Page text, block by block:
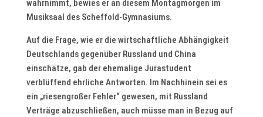
wahrnimmt, bewies er an diesem Montagmorgen im
Musiksaal des Scheffold-Gymnasiums.
Auf die Frage, wie er die wirtschaftliche Abhängigkeit
Deutschlands gegenüber Russland und China
einschätze, gab der ehemalige Jurastudent
verblüffend ehrliche Antworten. Im Nachhinein sei es
ein „riesengroßer Fehler“ gewesen, mit Russland
Verträge abzuschließen, auch müsse man in Bezug auf